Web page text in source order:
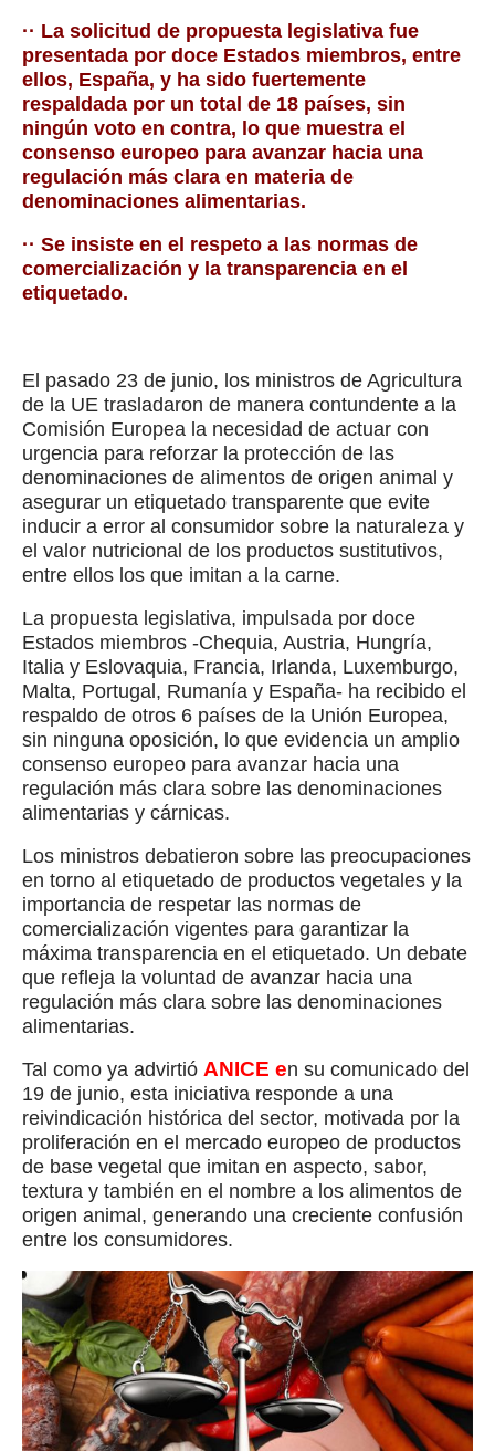
·· La solicitud de propuesta legislativa fue
presentada por doce Estados miembros, entre
ellos, España, y ha sido fuertemente
respaldada por un total de 18 países, sin
ningún voto en contra, lo que muestra el
consenso europeo para avanzar hacia una
regulación más clara en materia de
denominaciones alimentarias.
·· Se insiste en el respeto a las normas de
comercialización y la transparencia en el
etiquetado.
El pasado 23 de junio, los ministros de Agricultura
de la UE trasladaron de manera contundente a la
Comisión Europea la necesidad de actuar con
urgencia para reforzar la protección de las
denominaciones de alimentos de origen animal y
asegurar un etiquetado transparente que evite
inducir a error al consumidor sobre la naturaleza y
el valor nutricional de los productos sustitutivos,
entre ellos los que imitan a la carne.
La propuesta legislativa, impulsada por doce
Estados miembros -Chequia, Austria, Hungría,
Italia y Eslovaquia, Francia, Irlanda, Luxemburgo,
Malta, Portugal, Rumanía y España- ha recibido el
respaldo de otros 6 países de la Unión Europea,
sin ninguna oposición, lo que evidencia un amplio
consenso europeo para avanzar hacia una
regulación más clara sobre las denominaciones
alimentarias y cárnicas.
Los ministros debatieron sobre las preocupaciones
en torno al etiquetado de productos vegetales y la
importancia de respetar las normas de
comercialización vigentes para garantizar la
máxima transparencia en el etiquetado. Un debate
que refleja la voluntad de avanzar hacia una
regulación más clara sobre las denominaciones
alimentarias.
Tal como ya advirtió ANICE en su comunicado del
19 de junio, esta iniciativa responde a una
reivindicación histórica del sector, motivada por la
proliferación en el mercado europeo de productos
de base vegetal que imitan en aspecto, sabor,
textura y también en el nombre a los alimentos de
origen animal, generando una creciente confusión
entre los consumidores.